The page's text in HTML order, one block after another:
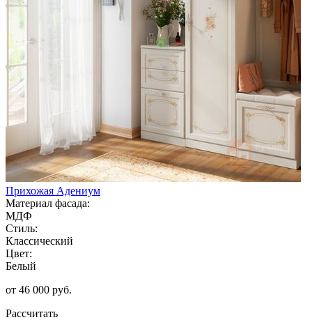
Прихожая Адениум
Материал фасада:
МДФ
Стиль:
Классический
Цвет:
Белый
от 46 000 руб.
Рассчитать